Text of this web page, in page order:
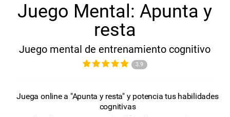
Juego Mental: Apunta y
resta
Juego mental de entrenamiento cognitivo
3.9
Juega online a "Apunta y resta" y potencia tus habilidades
cognitivas